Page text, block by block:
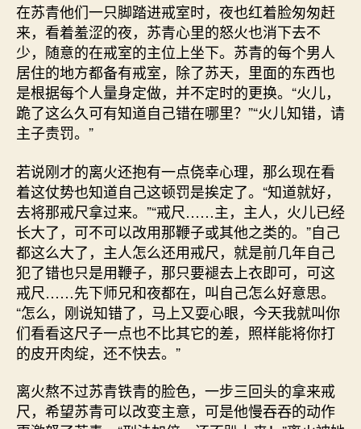
在苏青他们一只脚踏进戒室时，夜也红着脸匆匆赶
来，看着羞涩的夜，苏青心里的怒火也消下去不
少，随意的在戒室的主位上坐下。苏青的每个男人
居住的地方都备有戒室，除了苏天，里面的东西也
是根据每个人量身定做，并不定时的更换。“火儿，
跪了这么久可有知道自己错在哪里？”“火儿知错，请
主子责罚。”
若说刚才的离火还抱有一点侥幸心理，那么现在看
着这仗势也知道自己这顿罚是挨定了。“知道就好，
去将那戒尺拿过来。”“戒尺……主，主人，火儿已经
长大了，可不可以改用那鞭子或其他之类的。”自己
都这么大了，主人怎么还用戒尺，就是前几年自己
犯了错也只是用鞭子，那只要褪去上衣即可，可这
戒尺……先下师兄和夜都在，叫自己怎么好意思。
“怎么，刚说知错了，马上又耍心眼，今天我就叫你
们看看这尺子一点也不比其它的差，照样能将你打
的皮开肉绽，还不快去。”
离火熬不过苏青铁青的脸色，一步三回头的拿来戒
尺，希望苏青可以改变主意，可是他慢吞吞的动作